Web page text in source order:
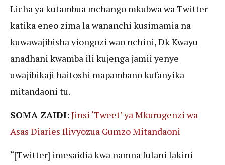
Licha ya kutambua mchango mkubwa wa Twitter
katika eneo zima la wananchi kusimamia na
kuwawajibisha viongozi wao nchini, Dk Kwayu
anadhani kwamba ili kujenga jamii yenye
uwajibikaji haitoshi mapambano kufanyika
mitandaoni tu.
SOMA ZAIDI: Jinsi ‘Tweet’ ya Mkurugenzi wa
Asas Diaries Ilivyozua Gumzo Mitandaoni
“[Twitter] imesaidia kwa namna fulani lakini